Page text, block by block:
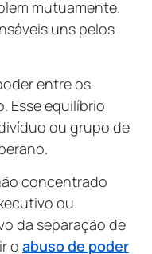
mutuamente.
​​uns pelos
entre os
Esse equilíbrio
ou grupo de
concentrado
ou
da separação de
o abuso de poder